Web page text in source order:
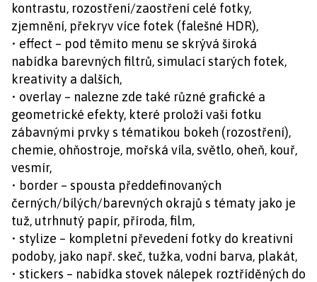
kontrastu, rozostření/zaostření celé fotky,
zjemnění, překryv více fotek (falešné HDR),
• effect – pod těmito menu se skrývá široká
nabídka barevných filtrů, simulací starých fotek,
kreativity a dalších,
• overlay – nalezne zde také různé grafické a
geometrické efekty, které proloží vaši fotku
zábavnými prvky s tématikou bokeh (rozostření),
chemie, ohňostroje, mořská víla, světlo, oheň, kouř,
vesmír,
• border – spousta předdefinovaných
černých/bílých/barevných okrajů s tématy jako je
tuž, utrhnutý papír, příroda, film,
• stylize – kompletní převedení fotky do kreativní
podoby, jako např. skeč, tužka, vodní barva, plakát,
• stickers – nabídka stovek nálepek roztříděných do